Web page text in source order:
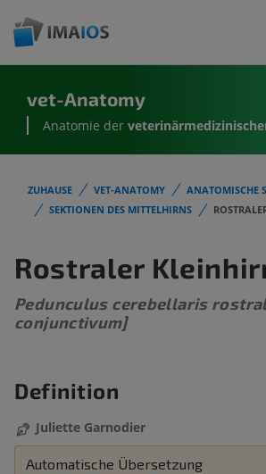
vet-Anatomy
Anatomie der
ZUHAUSE VET-ANATOMY ANATOMISCHE
SEKTIONEN DES MITTELHIRNS
Rostraler
Pedunculus cerebellaris
conjunctivum]
Definition
Juliette Garnodier
Automatische Übersetzung